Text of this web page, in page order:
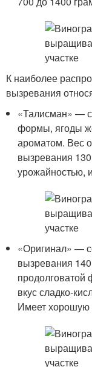
К наиболее
вызревания
«Талисман» —
формы, ягоды
ароматом. Вес
вызревания
урожайностью,
«Оригинал» —
вызревания
продолговатой
вкус сладко-
Имеет хорошую